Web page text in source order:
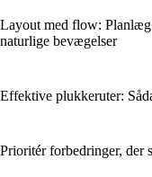
Layout med flow: Planlæg
naturlige bevægelser
Effektive plukkeruter:
Prioritér forbedringer, der